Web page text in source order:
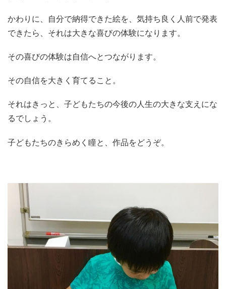
かわりに、自分で納得できた絵を、気持ち良く人前で発表
できたら、それは大きな喜びの体験になります。
その喜びの体験は自信へとつながります。
その自信を大きく育てること。
それはきっと、子どもたちの今後の人生の大きな支えにな
るでしょう。
子どもたちのきらめく瞳と、作品をどうぞ。